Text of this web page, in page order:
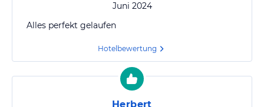
Juni 2024
Alles perfekt gelaufen
Hotelbewertung
Herbert